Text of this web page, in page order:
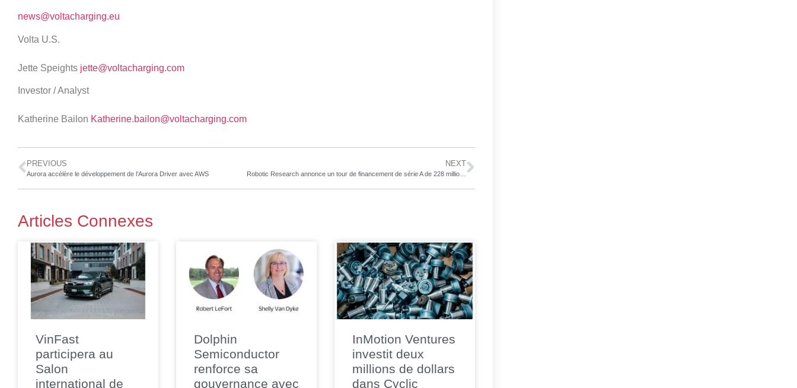
news@voltacharging.eu
Volta U.S.
Jette Speights jette@voltacharging.com
Investor / Analyst
Katherine Bailon Katherine.bailon@voltacharging.com
PREVIOUS
Aurora accélère le développement de l’Aurora Driver avec AWS
NEXT
Articles Connexes
VinFast
participera au
Salon
international de
Dolphin
Semiconductor
renforce sa
gouvernance avec
InMotion Ventures
investit deux
millions de dollars
dans Cyclic